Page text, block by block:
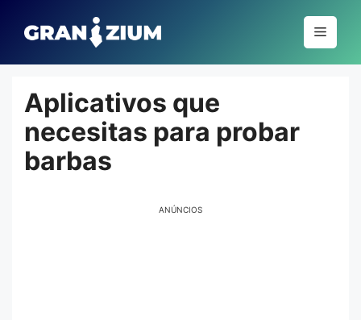
para
conteúdo
Menu
Aplicativos que
necesitas para probar
barbas
ANÚNCIOS